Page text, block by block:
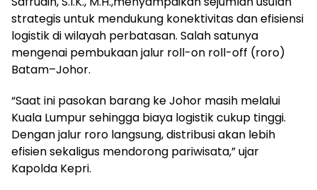
strategis untuk mendukung konektivitas dan efisiensi
logistik di wilayah perbatasan. Salah satunya
mengenai pembukaan jalur roll-on roll-off (roro)
Batam–Johor.
“Saat ini pasokan barang ke Johor masih melalui
Kuala Lumpur sehingga biaya logistik cukup tinggi.
Dengan jalur roro langsung, distribusi akan lebih
efisien sekaligus mendorong pariwisata,” ujar
Kapolda Kepri.